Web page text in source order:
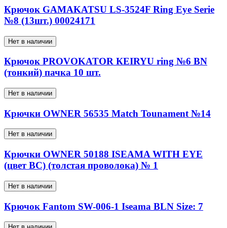
Крючок GAMAKATSU LS-3524F Ring Eye Serie
№8 (13шт.) 00024171
Нет в наличии
Крючок PROVOKATOR КEIRYU ring №6 BN
(тонкий) пачка 10 шт.
Нет в наличии
Крючки OWNER 56535 Match Tounament №14
Нет в наличии
Крючки OWNER 50188 ISEAMA WITH EYE
(цвет BC) (толстая проволока) № 1
Нет в наличии
Крючок Fantom SW-006-1 Iseama BLN Size: 7